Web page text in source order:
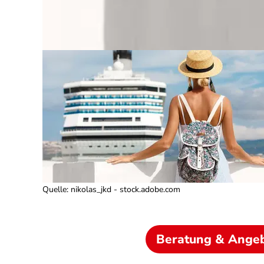
Quelle: nikolas_jkd - stock.adobe.com
Beratung &